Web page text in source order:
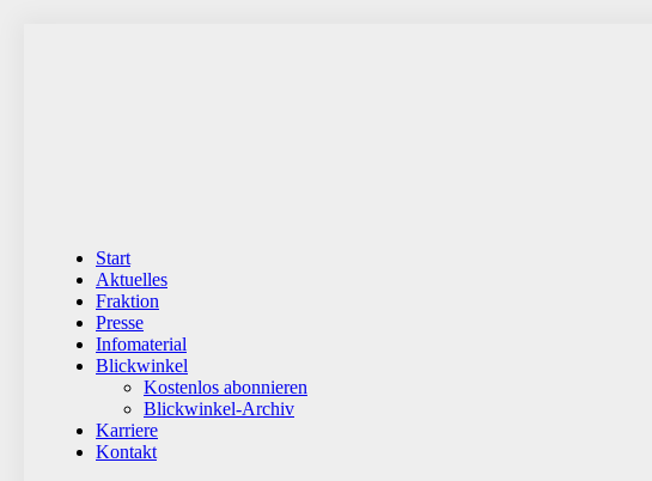
Start
Aktuelles
Fraktion
Presse
Infomaterial
Blickwinkel
Kostenlos abonnieren
Blickwinkel-Archiv
Karriere
Kontakt